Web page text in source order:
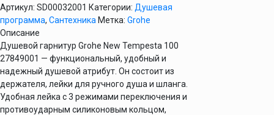
27849001
Артикул: SD00032001 Категории: Душевая
программа, Сантехника Метка: Grohe
Описание
Душевой гарнитур Grohe New Tempesta 100
27849001 — функциональный, удобный и
надежный душевой атрибут. Он состоит из
держателя, лейки для ручного душа и шланга.
Удобная лейка с 3 режимами переключения и
противоударным силиконовым кольцом,